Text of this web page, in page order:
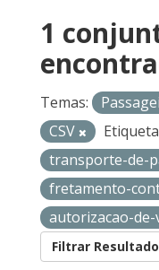
1
Temas:
CSV
transporte-de-
fretamento-
autorizacao-de-
Filtrar